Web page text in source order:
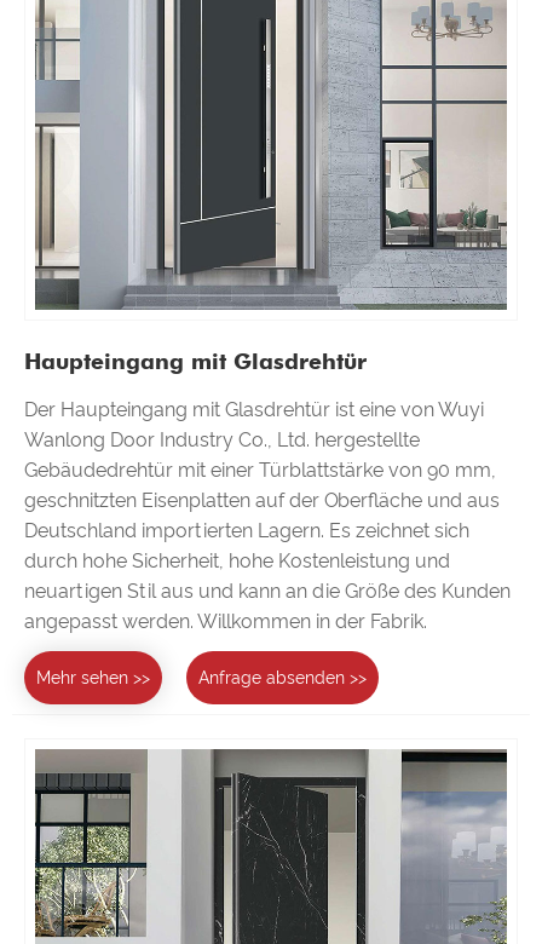
Haupteingang mit Glasdrehtür
Der Haupteingang mit Glasdrehtür ist eine von Wuyi
Wanlong Door Industry Co., Ltd. hergestellte
Gebäudedrehtür mit einer Türblattstärke von 90 mm,
geschnitzten Eisenplatten auf der Oberfläche und aus
Deutschland importierten Lagern. Es zeichnet sich
durch hohe Sicherheit, hohe Kostenleistung und
neuartigen Stil aus und kann an die Größe des Kunden
angepasst werden. Willkommen in der Fabrik.
Mehr sehen >> Anfrage absenden >>